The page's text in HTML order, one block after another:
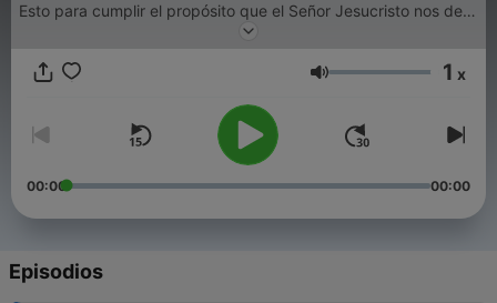
Esto para cumplir el propósito que el Señor Jesucristo nos dejó
Volumen 1 x
00:00 00:00
Episodios